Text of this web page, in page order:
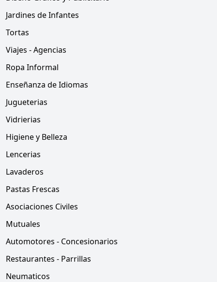
Jardines de Infantes
Tortas
Viajes - Agencias
Ropa Informal
Enseñanza de Idiomas
Jugueterias
Vidrierias
Higiene y Belleza
Lencerias
Lavaderos
Pastas Frescas
Asociaciones Civiles
Mutuales
Automotores - Concesionarios
Restaurantes - Parrillas
Neumaticos